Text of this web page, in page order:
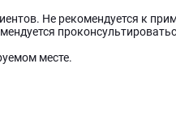
Не рекомендуется к
месте.